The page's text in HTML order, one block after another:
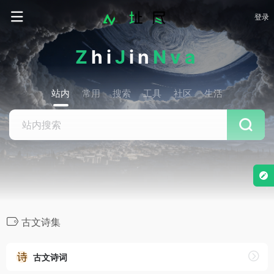
登录
ZhiJinNva
站内 常用 搜索 工具 社区 生活
古文诗集
古文诗词